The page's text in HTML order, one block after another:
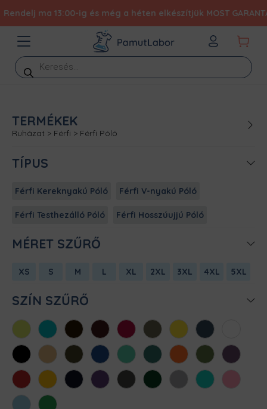
ma 13:00-ig és még a héten elkészítjük MOST
Products
search
TERMÉKEK
Ruházat > Férfi > Férfi Póló
TÍPUS
Férfi Kereknyakú Póló Férfi V-nyakú Póló
Férfi Testhezálló Póló Férfi Hosszúujjú Póló
MÉRET SZŰRŐ
XS S M L XL 2XL 3XL 4XL 5XL
SZÍN SZŰRŐ
AlmazöldAtollkékBarnaBordóChili Cink Citromsárga
Denim
FeketeHomokKhaki KirálykékMentaMéregzöld
NarancsOliva Padlizsán
Piros SárgaSötétkékSötétlilaSötétszürke
SötétzöldSportszürke
Türkiz
Világos
rózsaszín
Világoskék
Zöld